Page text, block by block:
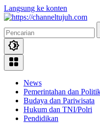
Langsung ke konten
News
Pemerintahan dan
Budaya dan Pariwisata
Hukum dan TNI/Polri
Pendidikan